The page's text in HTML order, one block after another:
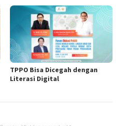
TPPO Bisa Dicegah dengan
Literasi Digital